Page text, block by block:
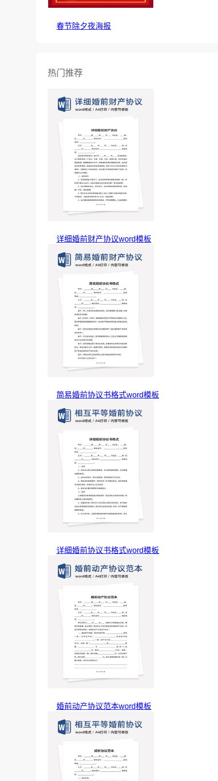
春节除夕夜海报
热门推荐
详细婚前财产协议word模板
简易婚前协议书格式word模板
详细婚前协议书格式word模板
婚前动产协议范本word模板